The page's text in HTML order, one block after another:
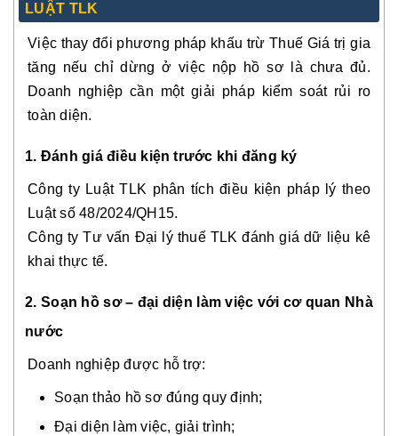
LUẬT TLK
Việc thay đổi phương pháp khấu trừ Thuế Giá trị gia
tăng nếu chỉ dừng ở việc nộp hồ sơ là chưa đủ.
Doanh nghiệp cần một giải pháp kiểm soát rủi ro
toàn diện.
1. Đánh giá điều kiện trước khi đăng ký
Công ty Luật TLK phân tích điều kiện pháp lý theo
Luật số 48/2024/QH15.
Công ty Tư vấn Đại lý thuế TLK đánh giá dữ liệu kê
khai thực tế.
2. Soạn hồ sơ – đại diện làm việc với cơ quan Nhà
nước
Doanh nghiệp được hỗ trợ:
Soạn thảo hồ sơ đúng quy định;
Đại diện làm việc, giải trình;